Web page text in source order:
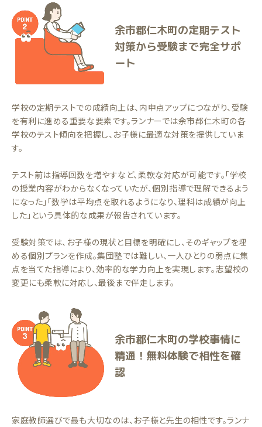
余市郡仁木町の定期テスト
対策から受験まで完全サポ
ート
学校の定期テストでの成績向上は、内申点アップにつながり、受験
を有利に進める重要な要素です。ランナーでは余市郡仁木町の各
学校のテスト傾向を把握し、お子様に最適な対策を提供していま
す。
テスト前は指導回数を増やすなど、柔軟な対応が可能です。「学校
の授業内容がわからなくなっていたが、個別指導で理解できるよう
になった」「数学は平均点を取れるようになり、理科は成績が向上
した」という具体的な成果が報告されています。
受験対策では、お子様の現状と目標を明確にし、そのギャップを埋
める個別プランを作成。集団塾では難しい、一人ひとりの弱点に焦
点を当てた指導により、効率的な学力向上を実現します。志望校の
変更にも柔軟に対応し、最後まで伴走します。
余市郡仁木町の学校事情に
精通！無料体験で相性を確
認
家庭教師選びで最も大切なのは、お子様と先生の相性です。ランナ